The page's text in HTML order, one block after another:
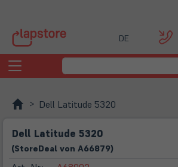
DE
Toggle
navigation
Dell Latitude 5320
Dell Latitude 5320
(StoreDeal von A66879)